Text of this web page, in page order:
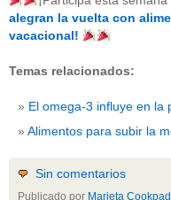
beneficios-salud(53)
calcio
corazon(1)
dietas(10)
embarazo
nutricion(3)
obesidad(12)
alegran la vuelta con
vacacional!
Temas relacionados:
El omega-3 influye en la
Alimentos para subir la
Sin comentarios
Publicado por Marieta Cookpad